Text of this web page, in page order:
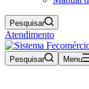
Pesquisar
Atendimento
Pesquisar Menu